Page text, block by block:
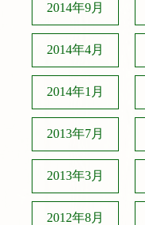
2014年9月
2014年4月
2014年1月
2013年7月
2013年3月
2012年8月